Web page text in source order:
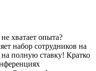
хватает опыта?
набор сотрудников на
полную ставку! Кратко